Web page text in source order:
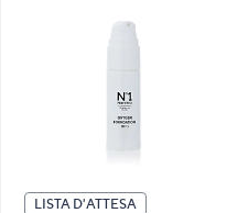
LISTA D'ATTESA